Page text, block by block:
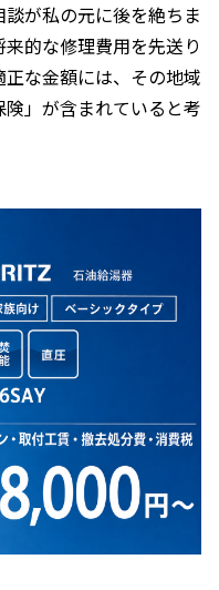
が私の元に後を絶ちま
的な修理費用を先送り
な金額には、その地域
」が含まれていると考